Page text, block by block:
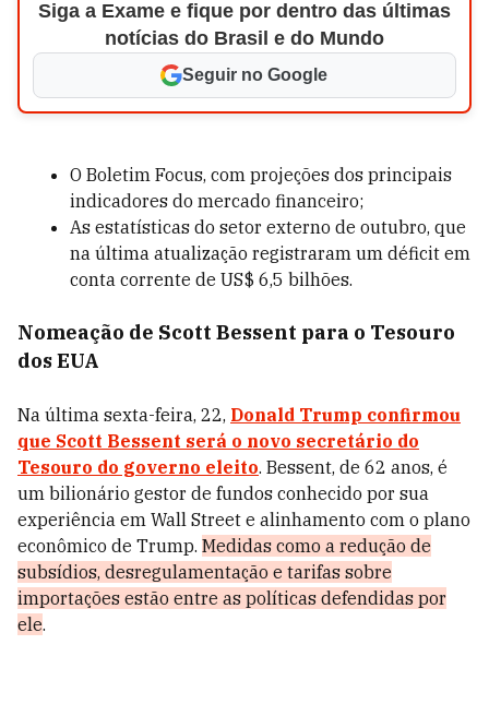
Siga a Exame e fique por dentro das últimas
notícias do Brasil e do Mundo
Seguir no Google
O Boletim Focus, com projeções dos principais
indicadores do mercado financeiro;
As estatísticas do setor externo de outubro, que
na última atualização registraram um déficit em
conta corrente de US$ 6,5 bilhões.
Nomeação de Scott Bessent para o Tesouro
dos EUA
Na última sexta-feira, 22, Donald Trump confirmou
que Scott Bessent será o novo secretário do
Tesouro do governo eleito. Bessent, de 62 anos, é
um bilionário gestor de fundos conhecido por sua
experiência em Wall Street e alinhamento com o plano
econômico de Trump. Medidas como a redução de
subsídios, desregulamentação e tarifas sobre
importações estão entre as políticas defendidas por
ele.